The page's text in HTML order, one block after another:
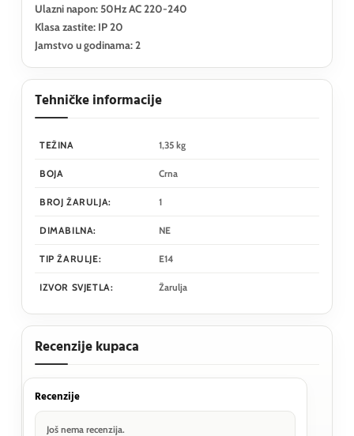
Ulazni napon: 50Hz AC 220-240
Klasa zastite: IP 20
Jamstvo u godinama: 2
Tehničke informacije
TEŽINA 1,35 kg
BOJA Crna
BROJ ŽARULJA: 1
DIMABILNA: NE
TIP ŽARULJE: E14
IZVOR SVJETLA: Žarulja
Recenzije kupaca
Recenzije
Još nema recenzija.